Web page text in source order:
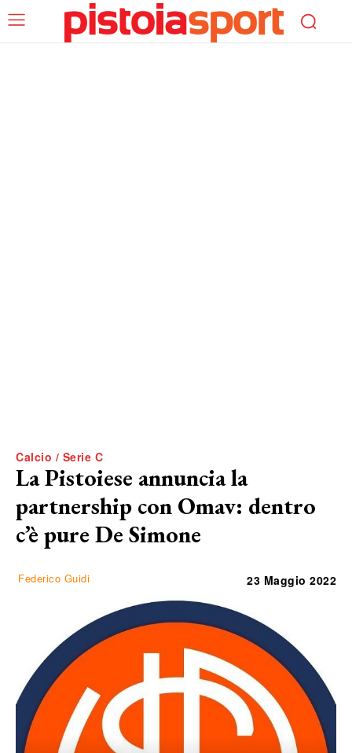
Calcio / Serie C
La Pistoiese annuncia la
partnership con Omav: dentro
c’è pure De Simone
Federico Guidi 23 Maggio 2022